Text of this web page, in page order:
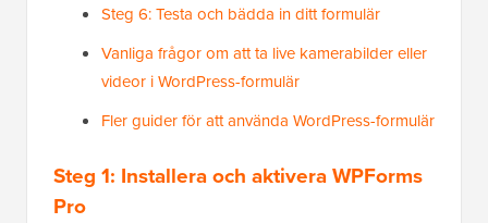
Steg 6: Testa och bädda in ditt formulär
Vanliga frågor om att ta live kamerabilder eller
videor i WordPress-formulär
Fler guider för att använda WordPress-formulär
Steg 1: Installera och aktivera WPForms
Pro